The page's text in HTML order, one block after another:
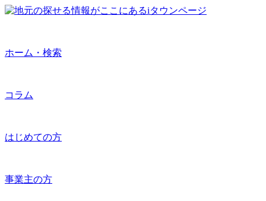
ホーム・検索
コラム
はじめての方
事業主の方